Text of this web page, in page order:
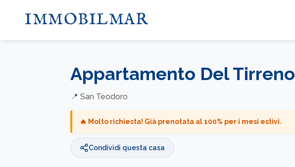
IMMOBILMAR
Appartamento Del Tirreno
📍 San Teodoro
🔥 Molto richiesta! Già prenotata al100% per i mesi estivi.
Condividi questa casa